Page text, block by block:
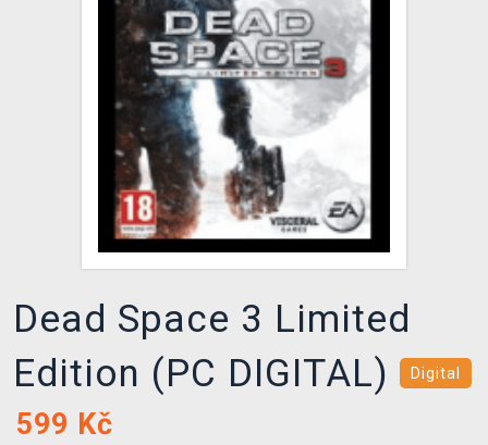
TCG & BOARDGAME HUB
VÝKUP HER (BAZAR)
Dead Space 3 Limited
Edition (PC DIGITAL)
Digital
599 Kč